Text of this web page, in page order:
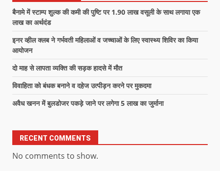
बैनामे में स्टाम्प शुल्क की कमी की पुष्टि पर 1.90 लाख वसूली के साथ लगाया एक
लाख का अर्थदंड
इनर व्हील क्लब ने गर्भवती महिलाओं व जच्चाओं के लिए स्वास्थ्य शिविर का किया
आयोजन
दो माह से लापता व्यक्ति की सड़क हादसे में मौत
विवाहिता को बंधक बनाने व दहेज उत्पीड़न करने पर मुकदमा
अवैध खनन में बुलडोजर पकड़े जाने पर लगेगा 5 लाख का जुर्माना
RECENT COMMENTS
No comments to show.